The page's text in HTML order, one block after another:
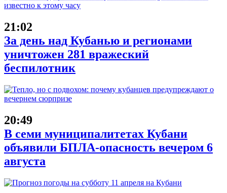
21:02
За день над Кубанью и регионами
уничтожен 281 вражеский
беспилотник
20:49
В семи муниципалитетах Кубани
объявили БПЛА-опасность вечером 6
августа